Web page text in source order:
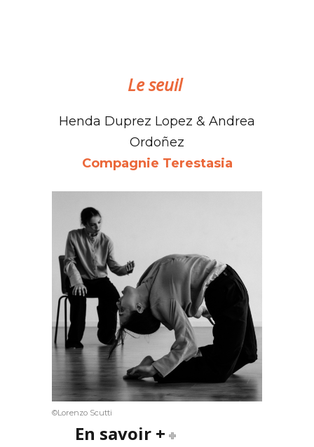
Le seuil
Henda Duprez Lopez & Andrea
Ordoñez
Compagnie Terestasia
©Lorenzo Scutti
En savoir +